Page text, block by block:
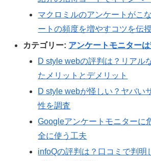
マクロミルのアンケートがこ
ートの頻度を増やすコツを伝授
カテゴリー: アンケートモニター
D style webの評判は？リアル
たメリットとデメリット
D style webが怪しい？ヤバい
性を調査
Googleアンケートモニターに
全に使う工夫
infoQの評判は？口コミで判明